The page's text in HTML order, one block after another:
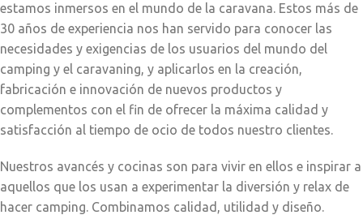
estamos inmersos en el mundo de la caravana. Estos más de
30 años de experiencia nos han servido para conocer las
necesidades y exigencias de los usuarios del mundo del
camping y el caravaning, y aplicarlos en la creación,
fabricación e innovación de nuevos productos y
complementos con el fin de ofrecer la máxima calidad y
satisfacción al tiempo de ocio de todos nuestro clientes.
Nuestros avancés y cocinas son para vivir en ellos e inspirar a
aquellos que los usan a experimentar la diversión y relax de
hacer camping. Combinamos calidad, utilidad y diseño.